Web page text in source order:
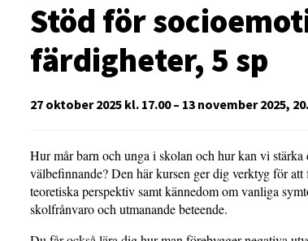
Stöd för
färdigheter, 5 sp
27 oktober 2025 kl. 17.00 – 13 november 2025,
Hur mår barn och unga i skolan och hur kan vi
välbefinnande? Den här kursen ger dig verktyg för
teoretiska perspektiv samt kännedom om vanliga
skolfrånvaro och utmanande beteende.